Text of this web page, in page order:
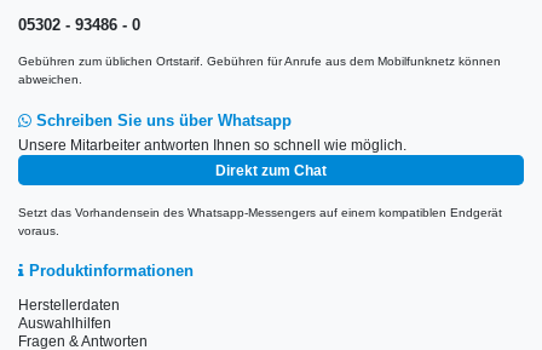
05302 - 93486 - 0
Gebühren zum üblichen Ortstarif. Gebühren für Anrufe aus dem Mobilfunknetz können
abweichen.
Schreiben Sie uns über Whatsapp
Unsere Mitarbeiter antworten Ihnen so schnell wie möglich.
Direkt zum Chat
Setzt das Vorhandensein des Whatsapp-Messengers auf einem kompatiblen Endgerät
voraus.
Produktinformationen
Herstellerdaten
Auswahlhilfen
Fragen & Antworten